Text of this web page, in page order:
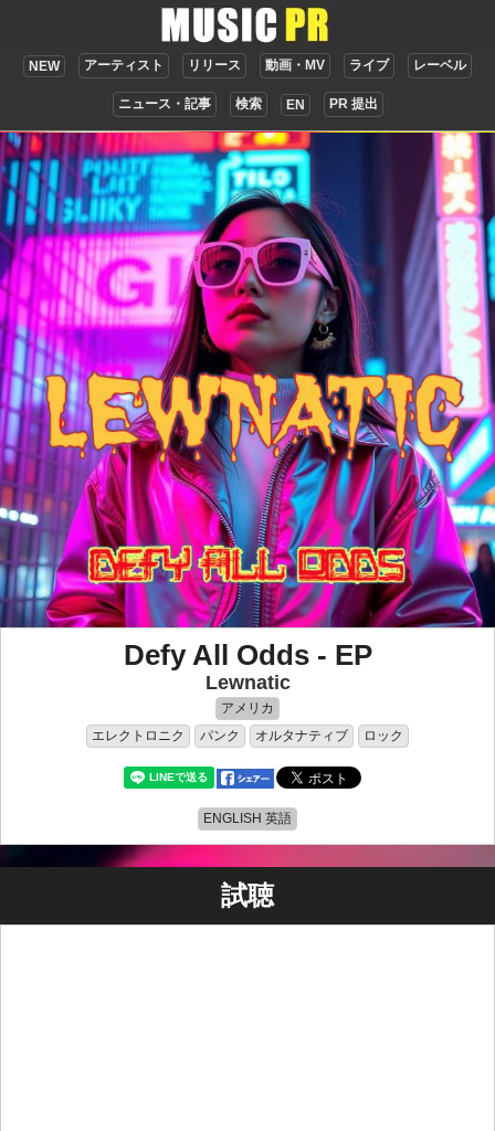
NEW アーティスト リリース 動画・MV ライブ レーベル
ニュース・記事 検索 EN PR 提出
Defy All Odds - EP
Lewnatic
アメリカ
エレクトロニク
パンク オルタナティブ ロック
ENGLISH 英語
試聴